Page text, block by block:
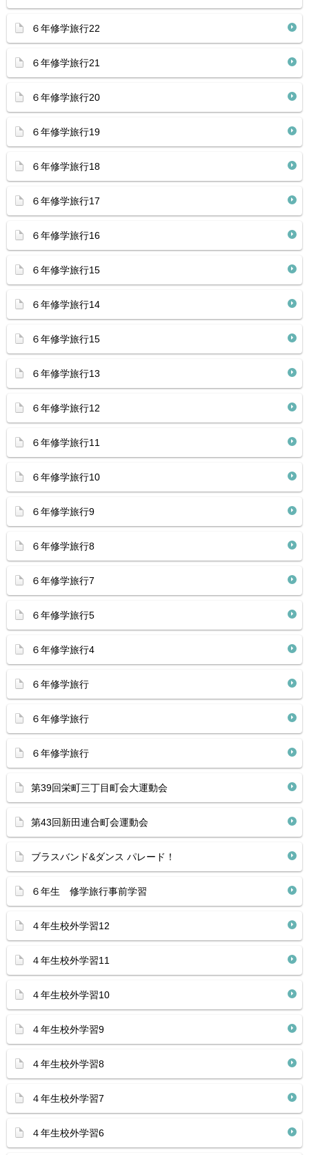
６年修学旅行22
６年修学旅行21
６年修学旅行20
６年修学旅行19
６年修学旅行18
６年修学旅行17
６年修学旅行16
６年修学旅行15
６年修学旅行14
６年修学旅行15
６年修学旅行13
６年修学旅行12
６年修学旅行11
６年修学旅行10
６年修学旅行9
６年修学旅行8
６年修学旅行7
６年修学旅行5
６年修学旅行4
６年修学旅行
６年修学旅行
６年修学旅行
第39回栄町三丁目町会大運動会
第43回新田連合町会運動会
ブラスバンド&ダンス パレード！
６年生 修学旅行事前学習
４年生校外学習12
４年生校外学習11
４年生校外学習10
４年生校外学習9
４年生校外学習8
４年生校外学習7
４年生校外学習6